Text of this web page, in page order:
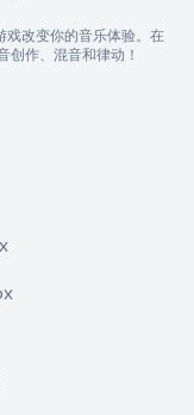
改变你的音乐体验。在
作、混音和律动！